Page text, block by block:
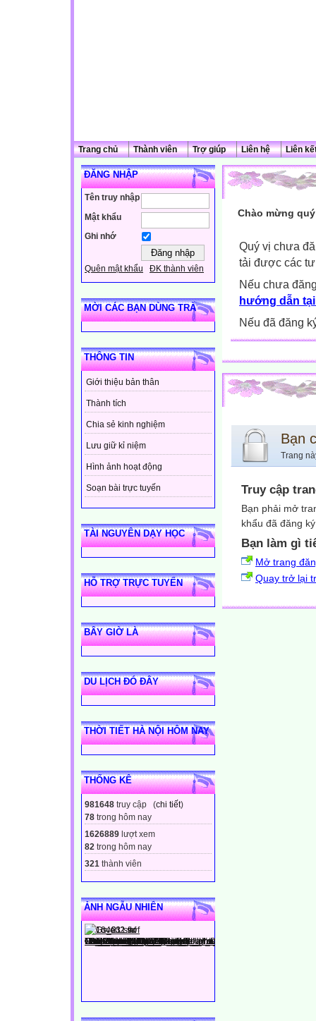
Trang chủ Thành viên Trợ giúp Liên hệ Liên
ĐĂNG NHẬP
Tên truy nhập
Mật khẩu
Ghi nhớ
Quên mật khẩu ĐK thành viên
MỜI CÁC BẠN DÙNG TRÀ
THÔNG TIN
Giới thiệu bản thân
Thành tích
Chia sẻ kinh nghiệm
Lưu giữ kỉ niệm
Hình ảnh hoạt động
Soạn bài trực tuyến
TÀI NGUYÊN DẠY HỌC
HỖ TRỢ TRỰC TUYẾN
BÂY GIỜ LÀ
DU LỊCH ĐÓ ĐÂY
THỜI TIẾT HÀ NỘI HÔM NAY
THỐNG KÊ
981648 truy cập (chi tiết)
78 trong hôm nay
1626889 lượt xem
82 trong hôm nay
321 thành viên
ẢNH NGẪU NHIÊN
Chào mừng
Quý vị chưa
tải được các
Nếu chưa
hướng dẫn
Nếu đã đăng
Bạn
Trang
Truy cập
Bạn phải mở
khẩu đã đăng
Bạn làm gì
Mở trang
Quay trở lại